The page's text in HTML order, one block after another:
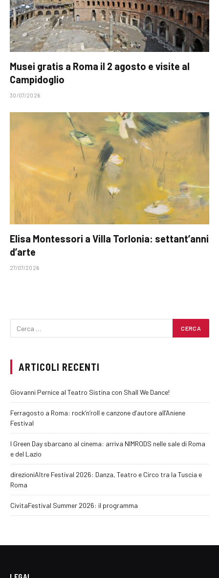
Musei gratis a Roma il 2 agosto e visite al
Campidoglio
30/07/2026
Elisa Montessori a Villa Torlonia: settant’anni
d’arte
27/07/2026
ARTICOLI RECENTI
Giovanni Pernice al Teatro Sistina con Shall We Dance!
Ferragosto a Roma: rock’n’roll e canzone d’autore all’Aniene
Festival
I Green Day sbarcano al cinema: arriva NIMRODS nelle sale di Roma
e del Lazio
direzioniAltre Festival 2026: Danza, Teatro e Circo tra la Tuscia e
Roma
CivitaFestival Summer 2026: il programma